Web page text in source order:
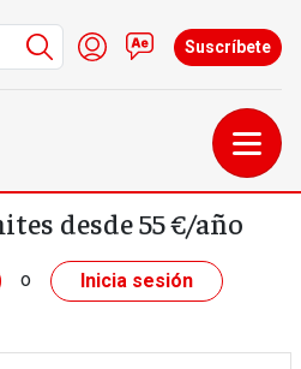
Menú de cuenta de
Iniciar sesión
Contacto
Suscríbete
desde 55 €/año
o Inicia sesión